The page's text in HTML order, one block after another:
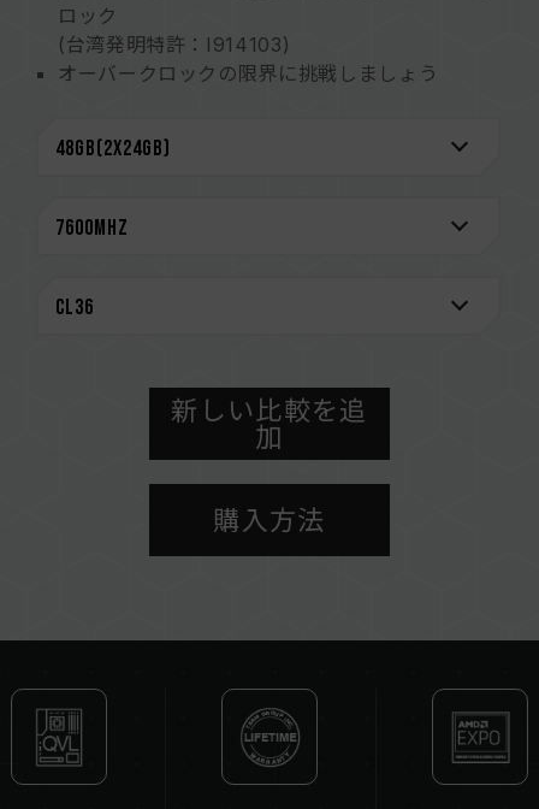
ロック
(台湾発明特許：I914103)
オーバークロックの限界に挑戦しましょう
高品質ICを厳選 特許取得の検証技術
ネージメント・チップ搭載
永久保証
互換性のあるプラットフォームの詳細情報は、
」ページにてご確認ください。
メモリを購入する前に、マザーボードメーカーの
QVL（互換性リスト）をご参照ください。
メモリの最大動作周波数は、システムのBIOS設
ーを混在させないでください。各セットのメモリ
のメモリーを混在させると、システムが不安定に
なったり、起動に失敗したりする可能性がありま
す。
CPUのメモリコントローラー（IMC）の性能
新しい比較を追
加
購入方法